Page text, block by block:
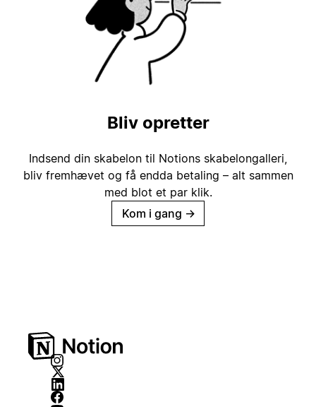
Bliv opretter
Indsend din skabelon til Notions skabelongalleri,
bliv fremhævet og få endda betaling – alt sammen
med blot et par klik.
Kom i gang →